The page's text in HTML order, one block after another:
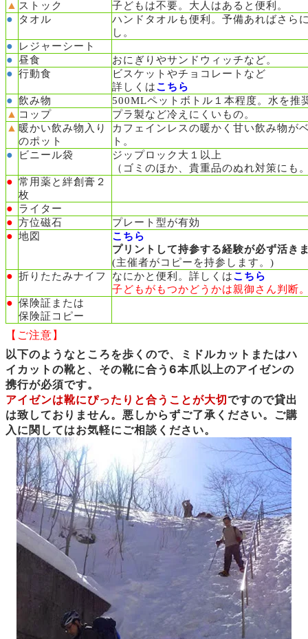
▲ ストック 子どもは不要。 大人はあると便利。
● タオル ハンドタオルも便利。 予備あればさら
し。
● レジャーシート
● 昼食 おにぎりやサンドウィッチなど。
● 行動食
ビスケットやチョコレートなど
詳しくはこちら
● 飲み物 500MLペットボトル１本程度。水を推
▲ コップ プラ製など冷えにくいもの。
▲ 暖かい飲み物入り
のポット
カフェインレスの暖かく甘い飲み物が
ト。
● ビニール袋
ジップロック大１以上
（ゴミのほか、貴重品のぬれ対策にも
● 常用薬と絆創膏２
枚
● ライター
● 方位磁石 プレート型が有効
● 地図
こちら
プリントして持参する経験が必ず活き
(主催者がコピーを持参します。)
● 折りたたみナイフ なにかと便利。詳しくはこちら
子どもがもつかどうかは親御さん判断
● 保険証または
保険証コピー
【ご注意】
以下のようなところを歩くので、ミドルカットまたはハ
イカットの靴と、その靴に合う6本爪以上のアイゼンの
携行が必須です。
アイゼンは靴にぴったりと合うことが大切ですので貸出
は致しておりません。悪しからずご了承ください。ご購
入に関してはお気軽にご相談ください。